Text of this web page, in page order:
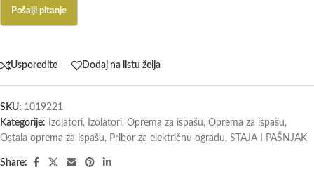
Usporedite Dodaj na listu želja
SKU: 1019221
Kategorije:
Izolatori, Izolatori, Oprema za ispašu, Oprema za ispašu,
Ostala oprema za ispašu, Pribor za električnu ogradu, STAJA I PAŠNJAK
Share: